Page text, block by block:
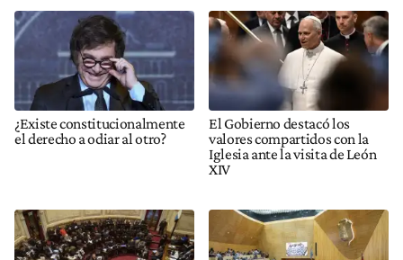
¿Existe constitucionalmente
el derecho a odiar al otro?
El Gobierno destacó los
valores compartidos con la
Iglesia ante la visita de León
XIV